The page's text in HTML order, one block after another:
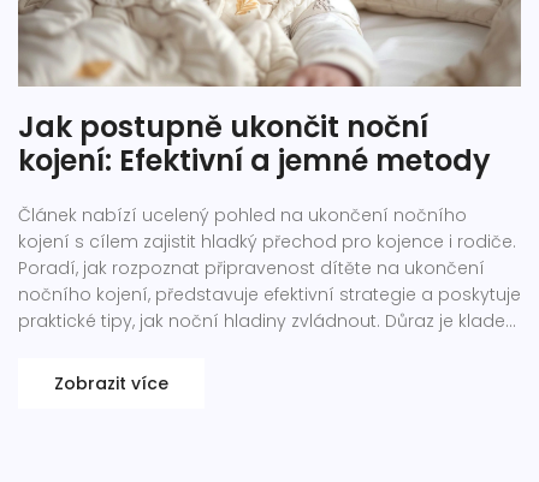
Jak postupně ukončit noční
kojení: Efektivní a jemné metody
Článek nabízí ucelený pohled na ukončení nočního
kojení s cílem zajistit hladký přechod pro kojence i rodiče.
Poradí, jak rozpoznat připravenost dítěte na ukončení
nočního kojení, představuje efektivní strategie a poskytuje
praktické tipy, jak noční hladiny zvládnout. Důraz je kladen
tempo jak dítěte, tak rodiče.
Zobrazit více